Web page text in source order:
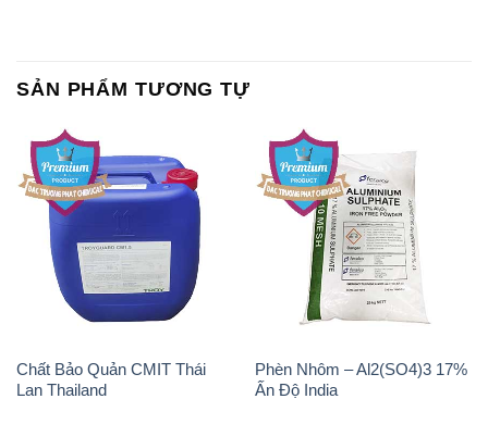
SẢN PHẨM TƯƠNG TỰ
Chất Bảo Quản CMIT Thái
Lan Thailand
Phèn Nhôm – Al2(SO4)3 17%
Ấn Độ India